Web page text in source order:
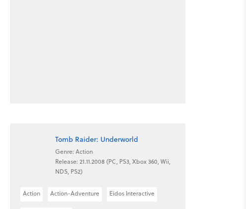
Tomb Raider: Underworld
Genre: Action
Release: 21.11.2008 (PC, PS3, Xbox 360, Wii,
NDS, PS2)
Action Action-Adventure Eidos Interactive